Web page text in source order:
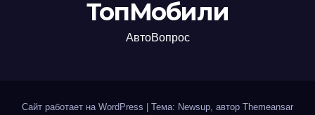
ТопМобили
АвтоВопрос
Сайт работает на WordPress Тема: Newsup, автор Themeansar